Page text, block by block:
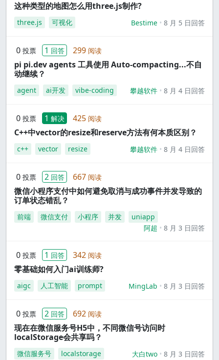
这种类型的地图怎么用three.js制作?
three.js 可视化 Bestime 8 月 5 日回答
0 投票 1 回答 299 阅读
pi pi.dev agents 工具使用 Auto-compacting...不自
动继续？
agent ai开发 vibe-coding 攀越软件 8 月 4 日回答
0 投票 1 解决 425 阅读
C++中vector的resize和reserve方法有何本质区别？
c++ vector resize 攀越软件 8 月 4 日回答
0 投票 2 回答 667 阅读
微信小程序支付中如何避免取消与成功事件并发导致的
订单状态错乱？
前端 微信支付 小程序 并发
uniapp
阿超
8 月 3 日回答
0 投票 1 回答 342 阅读
零基础如何入门ai训练师?
aigc 人工智能 prompt MingLab 8 月 3 日回答
0 投票 2 回答 692 阅读
现在在微信服务号H5中，不同微信号访问时
localStorage会共享吗？
微信服务号 localstorage 大白two 8 月 3 日回答